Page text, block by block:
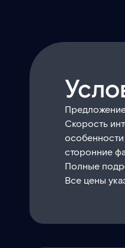
Скорость
особенности
сторонние
Полные
Все цены